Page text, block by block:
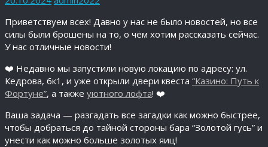
Приветствуем всех! Давно у нас не было новостей, но все
силы были брошены на то, о чём хотим рассказать сейчас.
У нас отличные новости!
❤️ Недавно мы запустили новую локацию по адресу: ул.
Кедрова, 6к1, и уже открыли двери квеста “Казино: Путь к
Фортуне”, а также уютного лофта! ❤️
Ваша задача — разгадать все загадки как можно быстрее,
чтобы добраться до тайной стороны бара “Золотой гусь” и
унести как можно больше золотых яиц!